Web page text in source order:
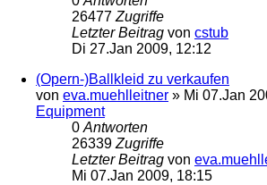
26477 Zugriffe
Letzter Beitrag von cstub
Di 27.Jan 2009, 12:12
(Opern-)Ballkleid zu verkaufen
von eva.muehlleitner » Mi 07.Jan
Equipment
0 Antworten
26339 Zugriffe
Letzter Beitrag von
Mi 07.Jan 2009, 18:15